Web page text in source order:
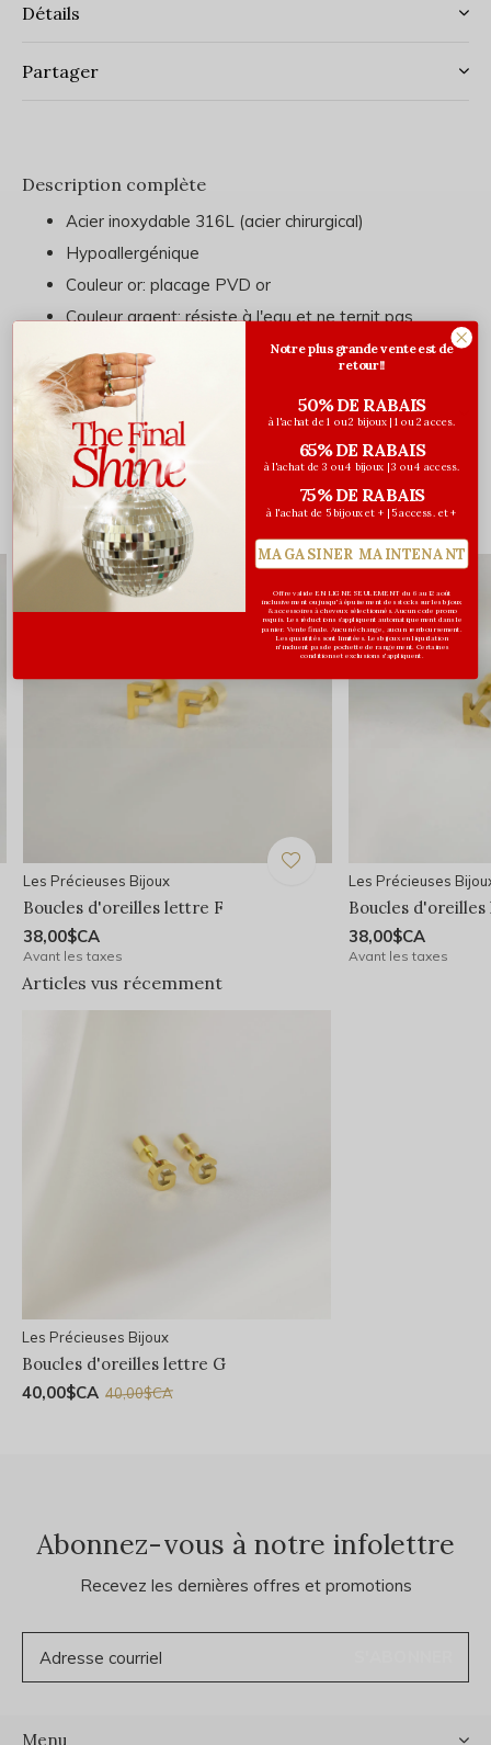
Détails
Partager
Description complète
Acier inoxydable 316L (acier chirurgical)
Hypoallergénique
Couleur or: placage PVD or
Couleur argent: résiste à l'eau et ne ternit pas
Évaluations
0/ 5
Vous pourriez aussi aimer...
Les Précieuses Bijoux
Boucles d'oreilles lettre F
38,00$CA
Avant les taxes
Les Précieuses
Boucles
38,00$CA
Avant les taxes
Articles vus récemment
Les Précieuses Bijoux
Boucles d'oreilles lettre G
40,00$CA 40,00$CA
Abonnez-vous à notre infolettre
Recevez les dernières offres et promotions
Menu
Notre plus grande vente est de
retour!!
50% DE RABAIS
à l'achat de 1 ou 2 bijoux | 1 ou 2 acces.
65% DE RABAIS
à l'achat de 3 ou 4 bijoux | 3 ou 4 access.
75% DE RABAIS
à l'achat de 5 bijoux et + | 5 access. et +
MAGASINER MAINTENANT
Offre valide EN LIGNE SEULEMENT du 6 au 12 août
inclusivement ou jusqu'à épuisement des stocks sur les bijoux
& accessoires à cheveux sélectionnés. Aucun code promo
requis. Les réductions s’appliquent automatiquement dans le
panier. Vente finale. Aucun échange, aucun remboursement.
Les quantités sont limitées. Les bijoux en liquidation
n'incluent pas de pochette de rangement. Certaines
conditions et exclusions s'appliquent.